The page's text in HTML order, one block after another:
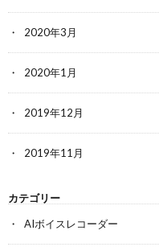
2020年3月
2020年1月
2019年12月
2019年11月
カテゴリー
AIボイスレコーダー